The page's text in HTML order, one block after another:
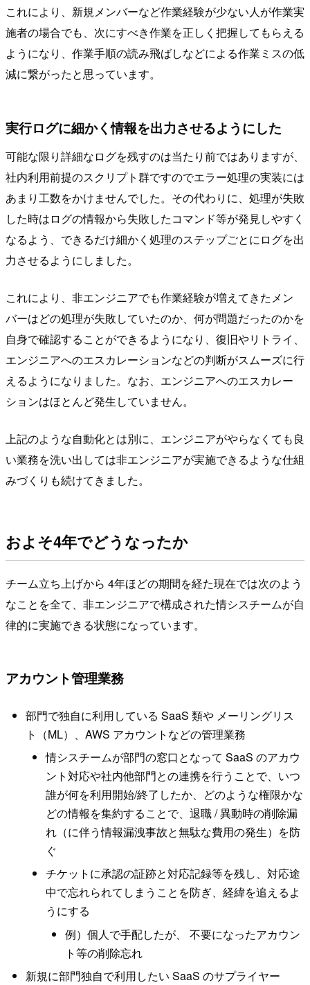
これにより、新規メンバーなど作業経験が少ない人が作業実
施者の場合でも、次にすべき作業を正しく把握してもらえる
ようになり、作業手順の読み飛ばしなどによる作業ミスの低
減に繋がったと思っています。
実行ログに細かく情報を出力させるようにした
可能な限り詳細なログを残すのは当たり前ではありますが、
社内利用前提のスクリプト群ですのでエラー処理の実装には
あまり工数をかけませんでした。その代わりに、処理が失敗
した時はログの情報から失敗したコマンド等が発見しやすく
なるよう、できるだけ細かく処理のステップごとにログを出
力させるようにしました。
これにより、非エンジニアでも作業経験が増えてきたメン
バーはどの処理が失敗していたのか、何が問題だったのかを
自身で確認することができるようになり、復旧やリトライ、
エンジニアへのエスカレーションなどの判断がスムーズに行
えるようになりました。なお、エンジニアへのエスカレー
ションはほとんど発生していません。
上記のような自動化とは別に、エンジニアがやらなくても良
い業務を洗い出しては非エンジニアが実施できるような仕組
みづくりも続けてきました。
およそ4年でどうなったか
チーム立ち上げから 4年ほどの期間を経た現在では次のよう
なことを全て、非エンジニアで構成された情シスチームが自
律的に実施できる状態になっています。
アカウント管理業務
部門で独自に利用している SaaS 類や メーリングリス
ト（ML）、AWS アカウントなどの管理業務
情シスチームが部門の窓口となって SaaS のアカウ
ント対応や社内他部門との連携を行うことで、いつ
誰が何を利用開始/終了したか、どのような権限かな
どの情報を集約することで、退職 / 異動時の削除漏
れ（に伴う情報漏洩事故と無駄な費用の発生）を防
ぐ
チケットに承認の証跡と対応記録等を残し、対応途
中で忘れられてしまうことを防ぎ、経緯を追えるよ
うにする
例）個人で手配したが、 不要になったアカウン
ト等の削除忘れ
新規に部門独自で利用したい SaaS のサプライヤー